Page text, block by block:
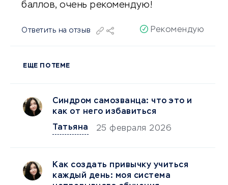
баллов, очень рекомендую!
Ответить на отзыв Рекомендую
ЕЩЕ ПО ТЕМЕ
Синдром самозванца: что это и
как от него избавиться
Татьяна
25 февраля 2026
Как создать привычку учиться
каждый день: моя система